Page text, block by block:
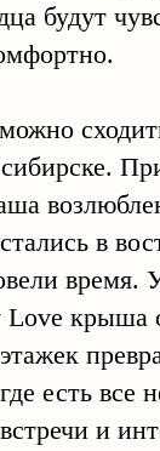
будут
в
время.
Love крыша
есть все
и